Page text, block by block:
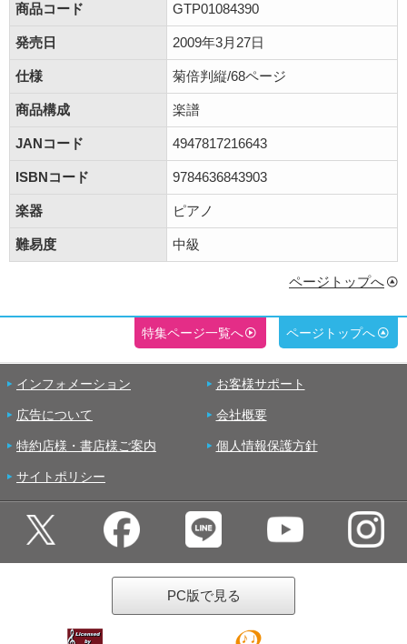
商品コード
GTP01084390
発売日 2009年3月27日
仕様 菊倍判縦/68ページ
商品構成 楽譜
JANコード 4947817216643
ISBNコード 9784636843903
楽器 ピアノ
難易度 中級
ページトップへ
特集ページ一覧へ ページトップへ
インフォメーション お客様サポート
広告について 会社概要
特約店様・書店様ご案内 個人情報保護方針
サイトポリシー
PC版で見る